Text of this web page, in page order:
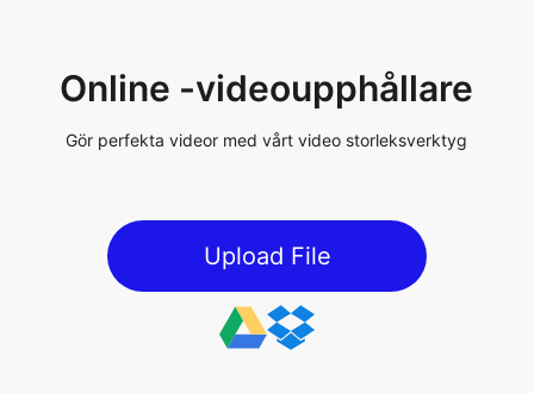
Gör perfekta videor med vårt video storleksverktyg